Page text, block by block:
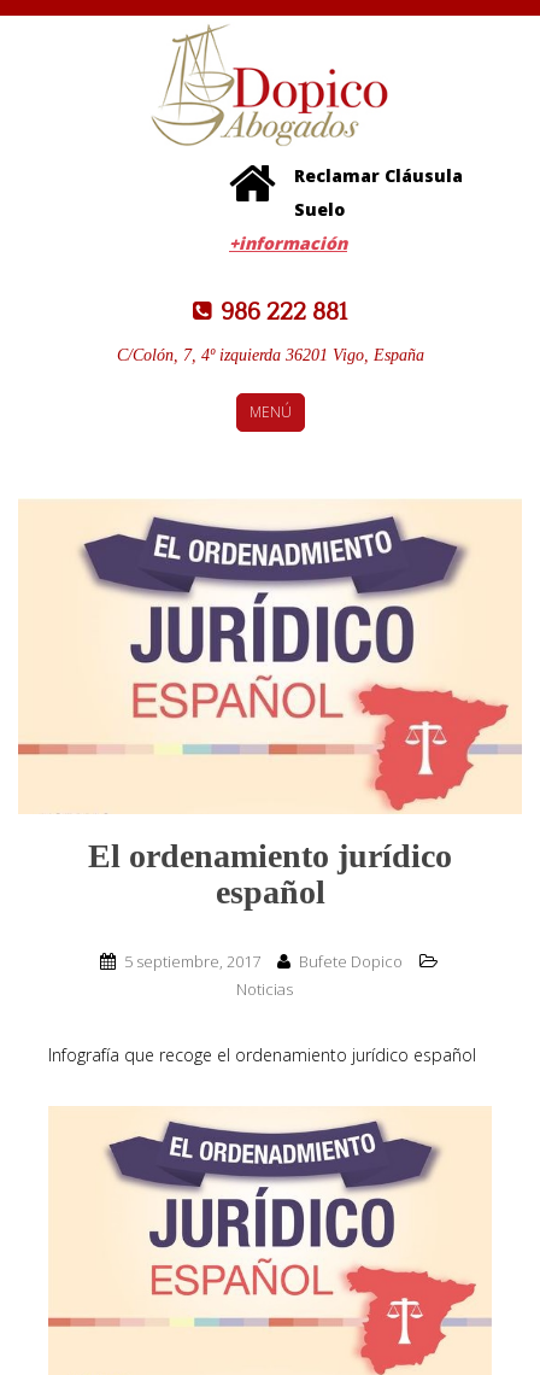
Reclamar Cláusula
Suelo
+información
986 222 881
C/Colón, 7, 4º izquierda 36201 Vigo, España
MENÚ
El ordenamiento jurídico
español
5 septiembre, 2017
Bufete Dopico
Noticias
Infografía que recoge el ordenamiento jurídico español